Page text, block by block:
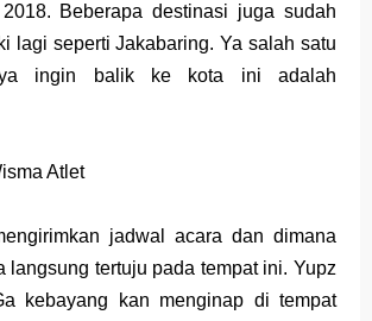
Friday, 7 August
Beberapa destinasi juga sudah
lagi seperti Jakabaring. Ya salah satu
ingin balik ke kota ini adalah
Atlet
jadwal acara dan dimana
langsung tertuju pada tempat ini. Yupz
kebayang kan menginap di tempat